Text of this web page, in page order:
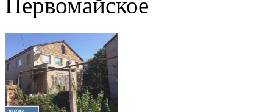
Первомайское